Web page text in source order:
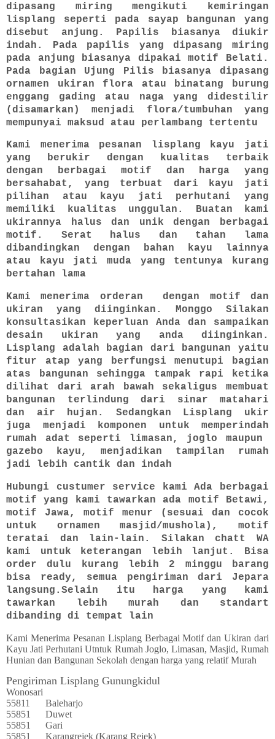
dipasang miring mengikuti kemiringan
lisplang seperti pada sayap bangunan yang
disebut anjung. Papilis biasanya diukir
indah. Pada papilis yang dipasang miring
pada anjung biasanya dipakai motif Belati.
Pada bagian Ujung Pilis biasanya dipasang
ornamen ukiran flora atau binatang burung
enggang gading atau naga yang didestilir
(disamarkan) menjadi flora/tumbuhan yang
mempunyai maksud atau perlambang tertentu
Kami menerima pesanan lisplang kayu jati
yang berukir dengan kualitas terbaik
dengan berbagai motif dan harga yang
bersahabat, yang terbuat dari kayu jati
pilihan atau kayu jati perhutani yang
memiliki kualitas unggulan. Buatan kami
ukirannya halus dan unik dengan berbagai
motif. Serat halus dan tahan lama
dibandingkan dengan bahan kayu lainnya
atau kayu jati muda yang tentunya kurang
bertahan lama
Kami menerima orderan dengan motif dan
ukiran yang diinginkan. Monggo Silakan
konsultasikan keperluan Anda dan sampaikan
desain ukiran yang anda diinginkan.
Lisplang adalah bagian dari bangunan yaitu
fitur atap yang berfungsi menutupi bagian
atas bangunan sehingga tampak rapi ketika
dilihat dari arah bawah sekaligus membuat
bangunan terlindung dari sinar matahari
dan air hujan. Sedangkan Lisplang ukir
juga menjadi komponen untuk memperindah
rumah adat seperti limasan, joglo maupun
gazebo kayu, menjadikan tampilan rumah
jadi lebih cantik dan indah
Hubungi custumer service kami Ada berbagai
motif yang kami tawarkan ada motif Betawi,
motif Jawa, motif menur (sesuai dan cocok
untuk ornamen masjid/mushola), motif
teratai dan lain-lain. Silakan chatt WA
kami untuk keterangan lebih lanjut. Bisa
order dulu kurang lebih 2 minggu barang
bisa ready, semua pengiriman dari Jepara
langsung.Selain itu harga yang kami
tawarkan lebih murah dan standart
dibanding di tempat lain
Kami Menerima Pesanan Lisplang Berbagai Motif dan Ukiran dari
Kayu Jati Perhutani Utntuk Rumah Joglo, Limasan, Masjid, Rumah
Hunian dan Bangunan Sekolah dengan harga yang relatif Murah
Pengiriman Lisplang Gunungkidul
Wonosari
55811
Baleharjo
55851
Duwet
55851
Gari
55851
Karangrejek (Karang Rejek)